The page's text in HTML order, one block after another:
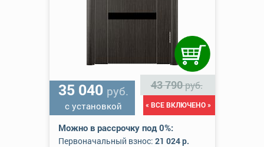
35 040 руб.
с установкой
43 790руб.
« ВСЕ ВКЛЮЧЕНО »
Можно в рассрочку под 0%:
Первоначальный взнос: 21 024 р.